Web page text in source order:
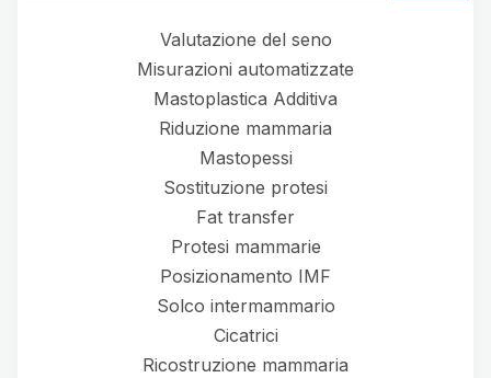
Valutazione del seno
Misurazioni automatizzate
Mastoplastica Additiva
Riduzione mammaria
Mastopessi
Sostituzione protesi
Fat transfer
Protesi mammarie
Posizionamento IMF
Solco intermammario
Cicatrici
Ricostruzione mammaria